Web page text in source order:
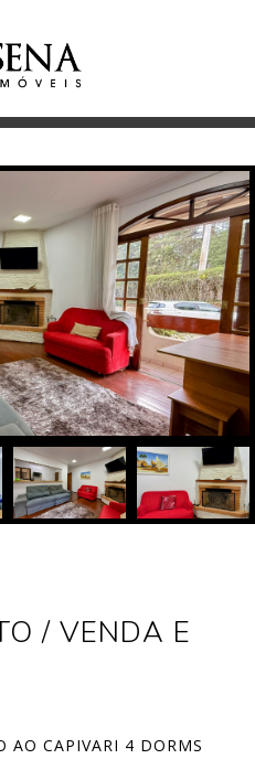
/ VENDA E
AO CAPIVARI 4 DORMS